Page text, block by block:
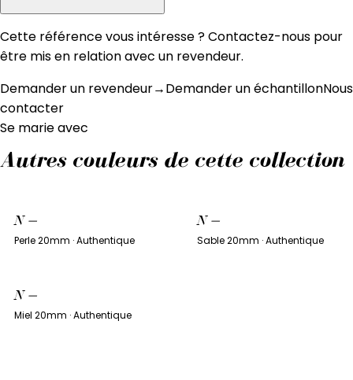
Cette référence vous intéresse ? Contactez-nous pour
être mis en relation avec un revendeur.
Demander un revendeur→Demander un échantillonNous
contacter
Se marie avec
Autres couleurs de cette collection
N —
Perle 20mm · Authentique
N —
Sable 20mm · Authentique
N —
Miel 20mm · Authentique